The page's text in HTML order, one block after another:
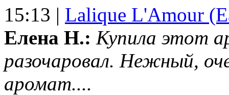
15:13 | Lalique L'Amour
Елена Н.: Купила этот
разочаровал. Нежный,
аромат....